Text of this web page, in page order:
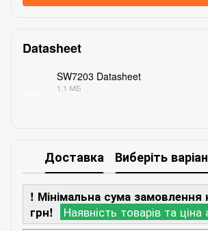
Datasheet
SW7203 Datasheet
1.1 МБ
Доставка Виберіть
! Мінімальна сума замовлення
грн!
Наявність товарів та ціна